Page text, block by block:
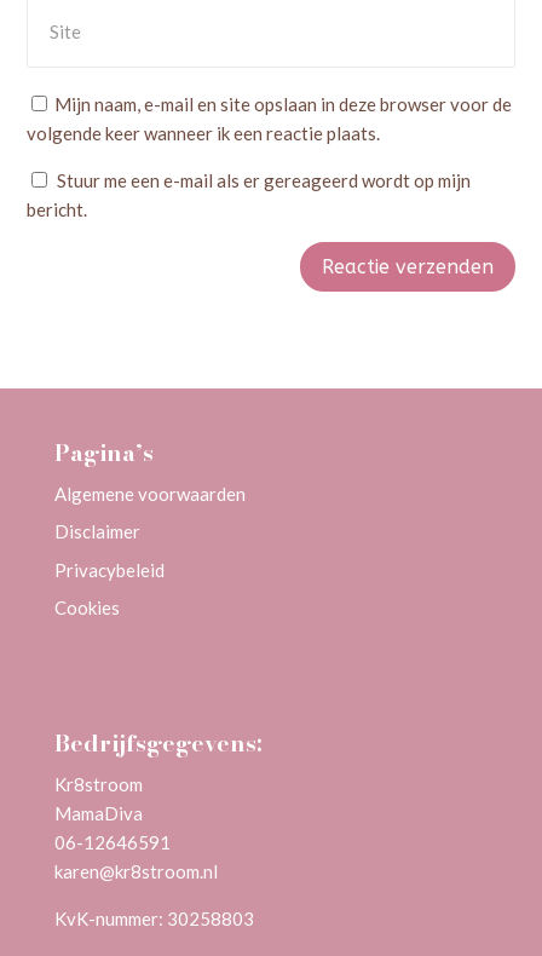
Mijn naam, e-mail en site opslaan in deze browser voor de
volgende keer wanneer ik een reactie plaats.
Stuur me een e-mail als er gereageerd wordt op mijn
bericht.
Reactie verzenden
Pagina’s
Algemene voorwaarden
Disclaimer
Privacybeleid
Cookies
Bedrijfsgegevens:
Kr8stroom
MamaDiva
06-12646591
karen@kr8stroom.nl
KvK-nummer: 30258803